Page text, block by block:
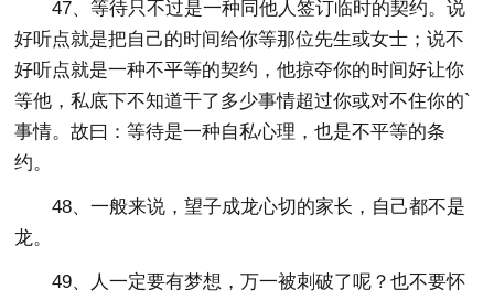
47、等待只不过是一种同他人签订临时的契约。说
好听点就是把自己的时间给你等那位先生或女士；说不
好听点就是一种不平等的契约，他掠夺你的时间好让你
等他，私底下不知道干了多少事情超过你或对不住你的`
事情。故曰：等待是一种自私心理，也是不平等的条
约。
48、一般来说，望子成龙心切的家长，自己都不是
龙。
49、人一定要有梦想，万一被刺破了呢？也不要怀